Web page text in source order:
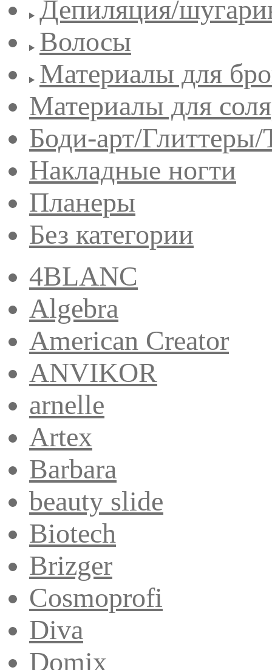
Депиляция/
Волосы
Материалы для
Материалы для
Боди-арт/
Накладные ногти
Планеры
Без категории
4BLANC
Algebra
American Creator
ANVIKOR
arnelle
Artex
Barbara
beauty slide
Biotech
Brizger
Cosmoprofi
Diva
Domix